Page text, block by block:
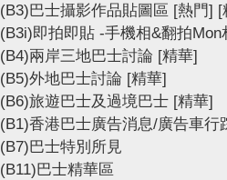
(B3)巴士攝影作品貼圖區 [熱門] [
(B3i)即拍即貼 -手機相&翻拍Mon
(B4)兩岸三地巴士討論 [精華]
(B5)外地巴士討論 [精華]
(B6)旅遊巴士及過境巴士 [精華]
(B1)香港巴士廣告消息/廣告車行
(B7)巴士特別所見
(B11)巴士精華區